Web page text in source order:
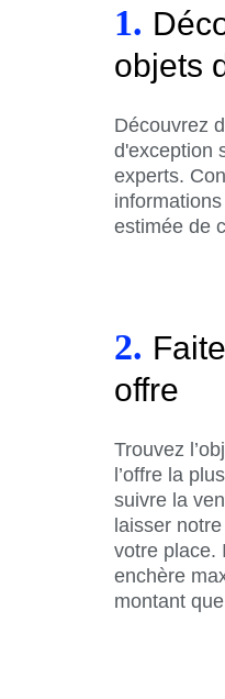
1.
objets
Découvrez
d'exception
experts.
estimée de
2.
offre
Trouvez
l’offre la
suivre la
laisser
votre place.
enchère
montant